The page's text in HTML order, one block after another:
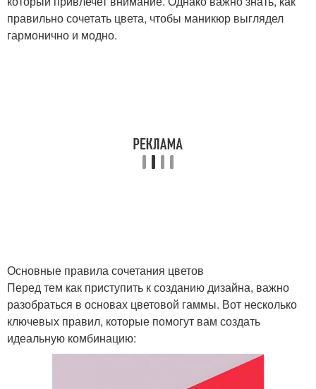
правильно сочетать цвета, чтобы маникюр выглядел
гармонично и модно.
Основные правила сочетания цветов
Перед тем как приступить к созданию дизайна, важно
разобраться в основах цветовой гаммы. Вот несколько
ключевых правил, которые помогут вам создать
идеальную комбинацию: